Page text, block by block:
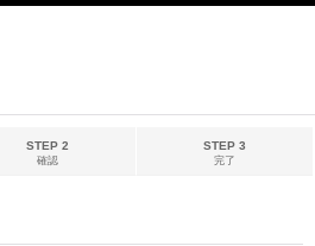
STEP 2
確認
STEP 3
完了